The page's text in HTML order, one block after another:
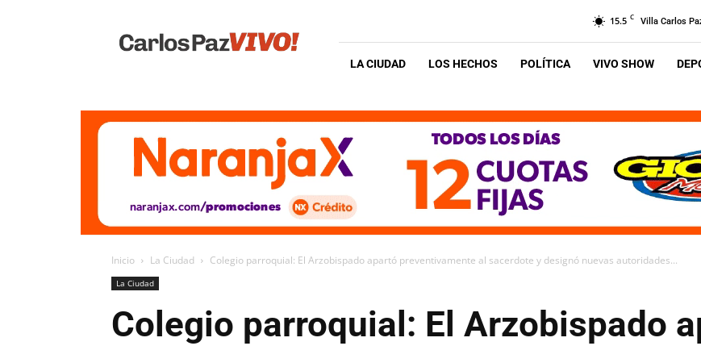
Vivo
15.5 C Villa Carlos
LA CIUDAD LOS HECHOS POLÍTICA VIVO SHOW
Inicio La Ciudad Colegio parroquial: El Arzobispado apartó preventivamente al sacerdote y designó nuevas autoridades...
La Ciudad
Colegio parroquial: El Arzobispado